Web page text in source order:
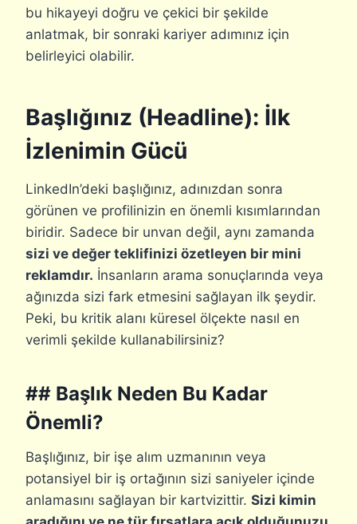
bu hikayeyi doğru ve çekici bir şekilde
anlatmak, bir sonraki kariyer adımınız için
belirleyici olabilir.
Başlığınız (Headline): İlk
İzlenimin Gücü
LinkedIn’deki başlığınız, adınızdan sonra
görünen ve profilinizin en önemli kısımlarından
biridir. Sadece bir unvan değil, aynı zamanda
sizi ve değer teklifinizi özetleyen bir mini
reklamdır. İnsanların arama sonuçlarında veya
ağınızda sizi fark etmesini sağlayan ilk şeydir.
Peki, bu kritik alanı küresel ölçekte nasıl en
verimli şekilde kullanabilirsiniz?
## Başlık Neden Bu Kadar
Önemli?
Başlığınız, bir işe alım uzmanının veya
potansiyel bir iş ortağının sizi saniyeler içinde
anlamasını sağlayan bir kartvizittir. Sizi kimin